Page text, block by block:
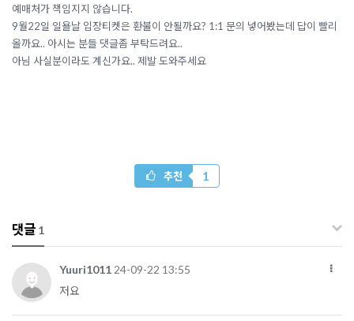
예매처가 책임지지 않습니다.
9월22일 일욜날 입장티켓은 환불이 안될까요? 1:1 문의 넣어봤는데 답이 빨리
올까요.. 아시는 분들 댓글좀 부탁드려요..
아님 사실분이라도 계신가요.. 제발 도와주세요
추천 1
댓글 1
Yuuri1011 24-09-22 13:55
저요